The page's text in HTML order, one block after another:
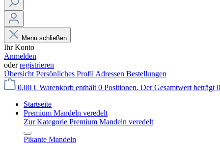
Menü schließen
Ihr Konto
Anmelden
oderregistrieren
Übersicht Persönliches Profil Adressen Bestellungen
0,00 € Warenkorb enthält 0 Positionen. Der Gesamtwert beträgt
Startseite
Premium Mandeln veredelt
Zur Kategorie Premium Mandeln veredelt
Pikante Mandeln